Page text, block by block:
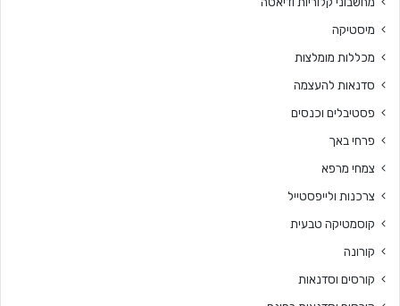
מיסטיקה
מכללות מומלצות
סדנאות להעצמה
פסטיבלים וכנסים
פרחי באך
צמחי מרפא
צרכנות ולייפסטייל
קוסמטיקה טבעית
קורונה
קורסים וסדנאות